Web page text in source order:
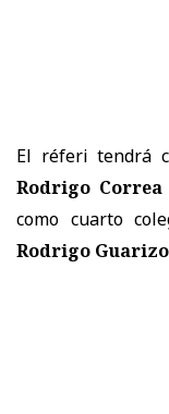
El réferi tendrá
Rodrigo Correa
como cuarto
Rodrigo Guarizo